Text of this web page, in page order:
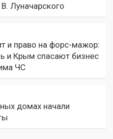
Луначарского
и право на форс-мажор:
и Крым спасают бизнес
ЧС
домах начали